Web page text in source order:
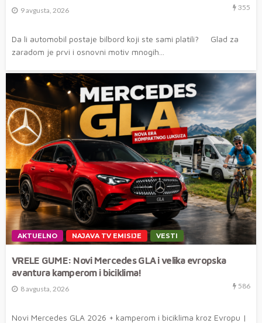
9 avgusta, 2026 355
Da li automobil postaje bilbord koji ste sami platili? Glad za
zaradom je prvi i osnovni motiv mnogih...
AKTUELNO NAJAVA TV EMISIJE VESTI
VRELE GUME: Novi Mercedes GLA i velika evropska
avantura kamperom i biciklima!
8 avgusta, 2026 586
Novi Mercedes GLA 2026 + kamperom i biciklima kroz Evropu |